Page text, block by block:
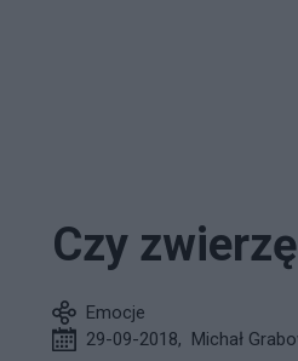
Czy
Emocje
29-09-2018, Michał